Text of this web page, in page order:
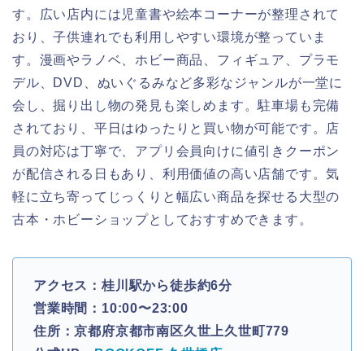
す。広い店内には児童書や絵本コーナーが整理されて
おり、子供連れでも利用しやすい環境が整っていま
す。漫画やラノベ、ホビー商品、フィギュア、プラモ
デル、DVD、ぬいぐるみなど多彩なジャンルが一堂に
会し、掘り出し物の発見も楽しめます。駐車場も完備
されており、平日はゆったりと買い物が可能です。店
員の対応は丁寧で、アプリ会員向けに値引きクーポン
が配信される日もあり、利用価値の高い店舗です。気
軽に立ち寄ってじっくりと幅広い商品を探せる大型の
古本・ホビーショップとしておすすめできます。
アクセス：桂川駅から徒歩約6分
営業時間：10:00〜23:00
住所：京都府京都市南区久世上久世町779